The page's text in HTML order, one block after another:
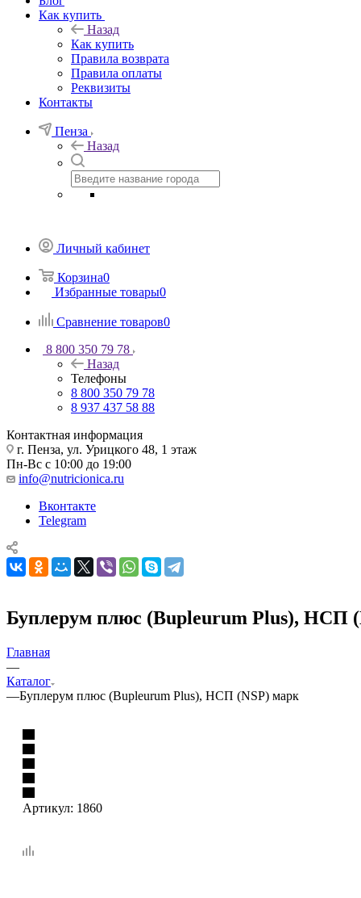
Как купить
Назад
Как купить
Правила возврата
Правила оплаты
Реквизиты
Контакты
Пенза
Назад
Личный кабинет
Корзина0
Избранные товары0
Сравнение товаров0
8 800 350 79 78
Назад
Телефоны
8 800 350 79 78
8 937 437 58 88
Контактная информация
г. Пенза, ул. Урицкого 48, 1 этаж
Пн-Вс с 10:00 до 19:00
info@nutricionica.ru
Вконтакте
Telegram
Буплерум плюс (Bupleurum Plus), НСП
Главная
—
Каталог
—Буплерум плюс (Bupleurum Plus), НСП (NSP) марк
Артикул: 1860